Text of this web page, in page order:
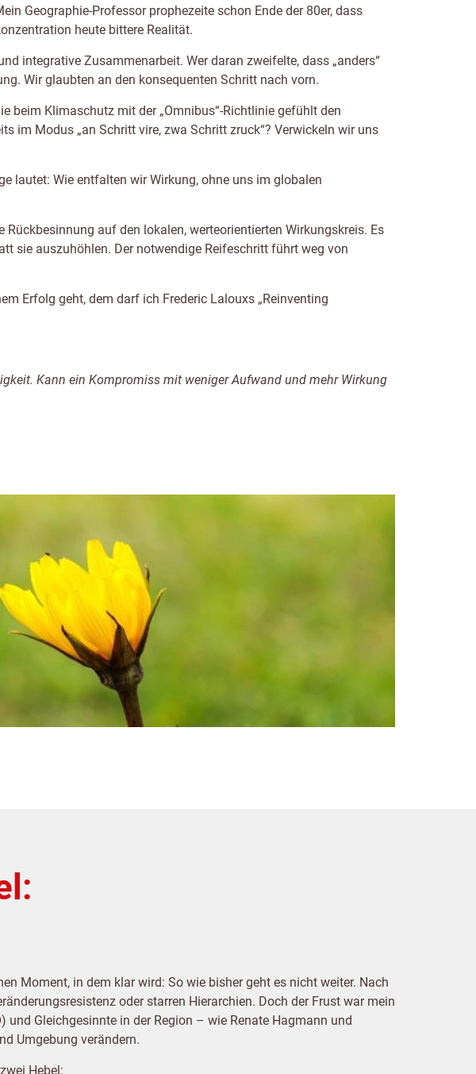
Geographie-Professor prophezeite schon Ende der 80er, dass
heute bittere Realität.
integrative Zusammenarbeit. Wer daran zweifelte, dass „anders“
Wir glaubten an den konsequenten Schritt nach vorn.
beim Klimaschutz mit der „Omnibus“-Richtlinie gefühlt den
im Modus „an Schritt vire, zwa Schritt zruck“? Verwickeln wir uns
lautet: Wie entfalten wir Wirkung, ohne uns im globalen
auf den lokalen, werteorientierten Wirkungskreis. Es
sie auszuhöhlen. Der notwendige Reifeschritt führt weg von
Erfolg geht, dem darf ich Frederic Lalouxs „Reinventing
Kann ein Kompromiss mit weniger Aufwand und mehr Wirkung
Moment, in dem klar wird: So wie bisher geht es nicht weiter. Nach
oder starren Hierarchien. Doch der Frust war mein
Gleichgesinnte in der Region – wie Renate Hagmann und
Umgebung verändern.
Hebel: